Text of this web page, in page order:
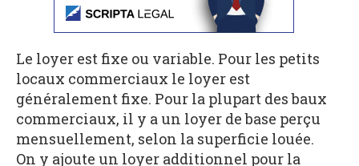
Le loyer est fixe ou variable. Pour les petits
locaux commerciaux le loyer est
généralement fixe. Pour la plupart des baux
commerciaux, il y a un loyer de base perçu
mensuellement, selon la superficie louée.
On y ajoute un loyer additionnel pour la